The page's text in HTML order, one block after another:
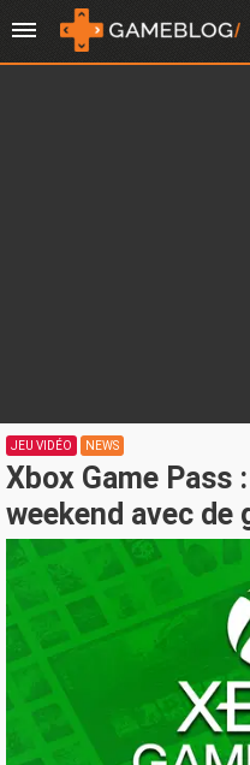
JEU VIDÉO NEWS
Xbox Game Pass
weekend avec de